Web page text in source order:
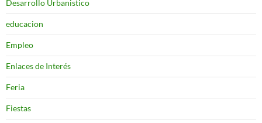
Desarrollo Urbanistico
educacion
Empleo
Enlaces de Interés
Feria
Fiestas